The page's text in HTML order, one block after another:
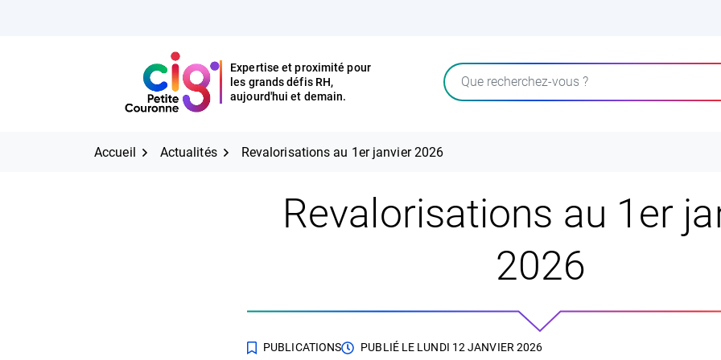
CIG Petite Couronne
Expertise et proximité pour
les grands défis RH,
aujourd'hui et demain.
Rechercher
CIG Petite Couronne
Expertise et proximité pour
les grands défis RH,
aujourd'hui et demain.
Accueil Actualités Revalorisations au 1er janvier 2026
Revalorisations au 1er
2026
PUBLICATIONS PUBLIÉ LE LUNDI 12 JANVIER 2026